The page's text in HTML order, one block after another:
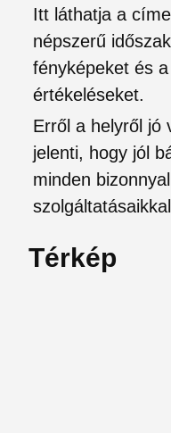
Itt láthatja a
népszerű
fényképeket és
értékeléseket.
Erről a helyről jó
jelenti, hogy jól
minden
Térkép